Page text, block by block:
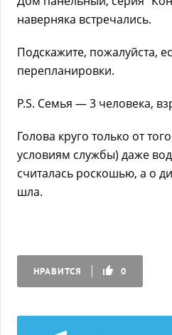
наверняка встречались.
Подскажите, пожалуйста,
перепланировки.
P.S. Семья — 3 человека,
Голова круго только от
условиям службы) даже
считалась роскошью, а о
шла.
НРАВИТСЯ 0